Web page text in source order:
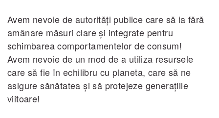
Avem nevoie de autorităţi publice care să ia fără
amânare măsuri clare şi integrate pentru
schimbarea comportamentelor de consum!
Avem nevoie de un mod de a utiliza resursele
care să fie în echilibru cu planeta, care să ne
asigure sănătatea şi să protejeze generaţiile
viitoare!